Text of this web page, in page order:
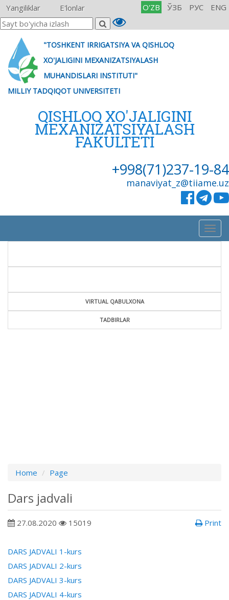
Yangiliklar E'lonlar O'ZB ЎЗБ РУС ENG
"TOSHKENT IRRIGATSIYA VA QISHLOQ
XO'JALIGINI MEXANIZATSIYALASH
MUHANDISLARI INSTITUTI"
MILLIY TADQIQOT UNIVERSITETI
QISHLOQ XO'JALIGINI
MEXANIZATSIYALASH
FAKULTETI
+998(71)237-19-84
manaviyat_z@tiiame.uz
VIRTUAL QABULXONA
TADBIRLAR
Home Page
Dars jadvali
27.08.2020 15019 Print
DARS JADVALI 1-kurs
DARS JADVALI 2-kurs
DARS JADVALI 3-kurs
DARS JADVALI 4-kurs